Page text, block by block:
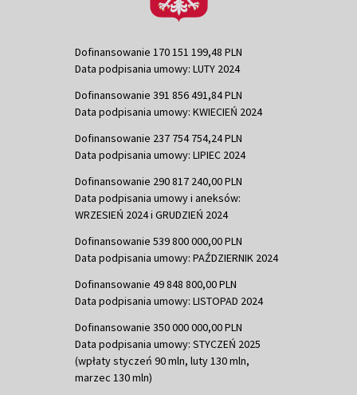
Dofinansowanie 170 151 199,48 PLN
Data podpisania umowy: LUTY 2024
Dofinansowanie 391 856 491,84 PLN
Data podpisania umowy: KWIECIEŃ 2024
Dofinansowanie 237 754 754,24 PLN
Data podpisania umowy: LIPIEC 2024
Dofinansowanie 290 817 240,00 PLN
Data podpisania umowy i aneksów:
WRZESIEŃ 2024 i GRUDZIEŃ 2024
Dofinansowanie 539 800 000,00 PLN
Data podpisania umowy: PAŹDZIERNIK 2024
Dofinansowanie 49 848 800,00 PLN
Data podpisania umowy: LISTOPAD 2024
Dofinansowanie 350 000 000,00 PLN
Data podpisania umowy: STYCZEŃ 2025
(wpłaty styczeń 90 mln, luty 130 mln,
marzec 130 mln)